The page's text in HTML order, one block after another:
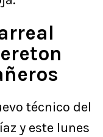
técnico del
y este lunes